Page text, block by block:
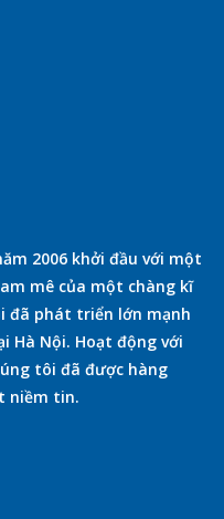
2006 khởi đầu với một
mê của một chàng kĩ
đã phát triển lớn mạnh
Hà Nội. Hoạt động với
tôi đã được hàng
niềm tin.